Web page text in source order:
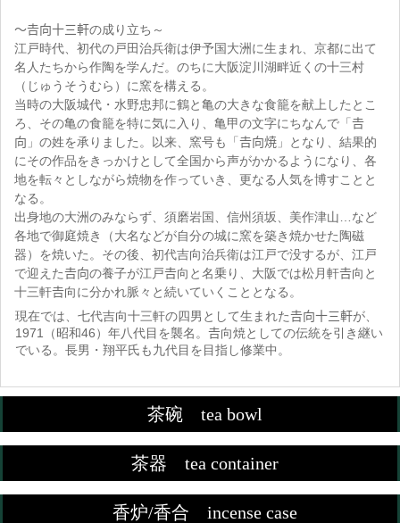
～𠮷向十三軒の成り立ち～
江戸時代、初代の戸田治兵衛は伊予国大洲に生まれ、京都に出て
名人たちから作陶を学んだ。のちに大阪淀川湖畔近くの十三村
（じゅうそうむら）に窯を構える。
当時の大阪城代・水野忠邦に鶴と亀の大きな食籠を献上したとこ
ろ、その亀の食籠を特に気に入り、亀甲の文字にちなんで「𠮷
向」の姓を承りました。以来、窯号も「𠮷向焼」となり、結果的
にその作品をきっかけとして全国から声がかかるようになり、各
地を転々としながら焼物を作っていき、更なる人気を博すことと
なる。
出身地の大洲のみならず、須磨岩国、信州須坂、美作津山…など
各地で御庭焼き（大名などが自分の城に窯を築き焼かせた陶磁
器）を焼いた。その後、初代吉向治兵衛は江戸で没するが、江戸
で迎えた𠮷向の養子が江戸𠮷向と名乗り、大阪では松月軒𠮷向と
十三軒𠮷向に分かれ脈々と続いていくこととなる。
現在では、七代吉向十三軒の四男として生まれた𠮷向十三軒が、
1971（昭和46）年八代目を襲名。𠮷向焼としての伝統を引き継い
でいる。長男・翔平氏も九代目を目指し修業中。
茶碗 tea bowl
茶器 tea container
香炉/香合 incense case